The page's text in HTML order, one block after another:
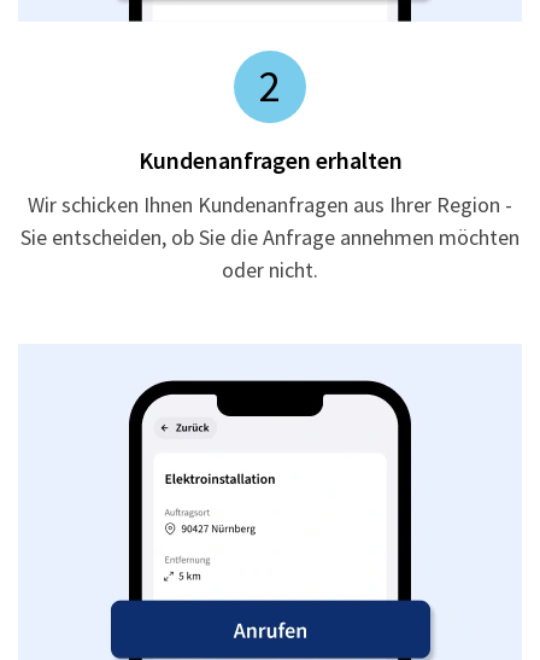
2
Kundenanfragen erhalten
Wir schicken Ihnen Kundenanfragen aus Ihrer Region -
Sie entscheiden, ob Sie die Anfrage annehmen möchten
oder nicht.